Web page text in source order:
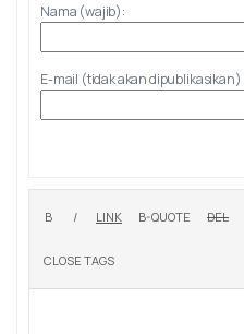
Nama (wajib):
E-mail (tidak akan